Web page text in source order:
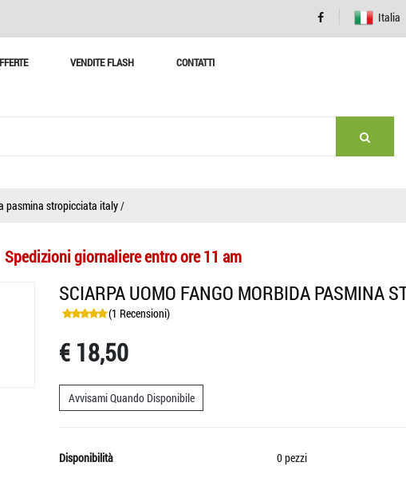
Italia
VENDITE FLASH CONTATTI
pasmina stropicciata italy/
Spedizioni giornaliere entro ore 11 am
SCIARPA UOMO FANGO MORBIDA PASMINA
(1 Recensioni)
€ 18,50
Avvisami Quando Disponibile
Disponibilità
0 pezzi